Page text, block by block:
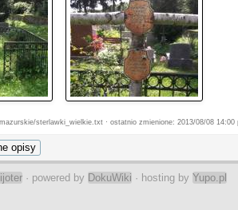
sterlawki_wielkie.txt · ostatnio zmienione: 2013/08/08 14:00
· powered by DokuWiki · hosting by Yupo.pl